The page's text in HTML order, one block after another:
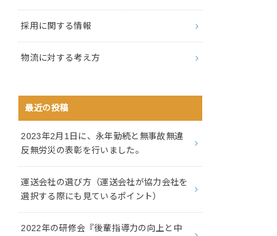
採用に関する情報
物流に対する考え方
最近の投稿
2023年2月1日に、永年勤続と無事故無違
反無労災の表彰を行いました。
運送会社の選び方（運送会社が協力会社を
選択する際にも見ているポイント）
2022年の研修会『後輩指導力の向上と中